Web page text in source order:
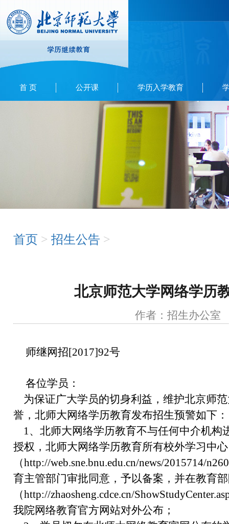
首 页 公开课 学历入学教育
首页 > 招生公告 >
北京师范大学网络学历
作者：招生办
师继网招[2017]92号
各位学员：
为保证广大学员的切身利益，维护北京师
誉，北师大网络学历教育发布招生预警如下：
1、北师大网络学历教育不与任何中介机构
授权，北师大网络学历教育所有校外学习中心
（http://web.sne.bnu.edu.cn/news/2015714/
育主管部门审批同意，予以备案，并在教育
（http://zhaosheng.cdce.cn/
我院网络教育官方网站对外公布；